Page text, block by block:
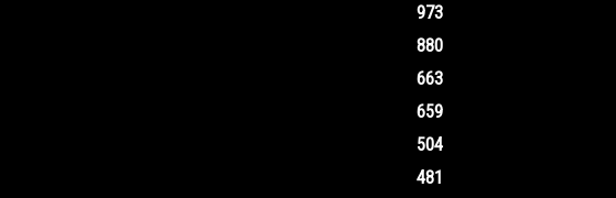
973
880
663
659
504
481